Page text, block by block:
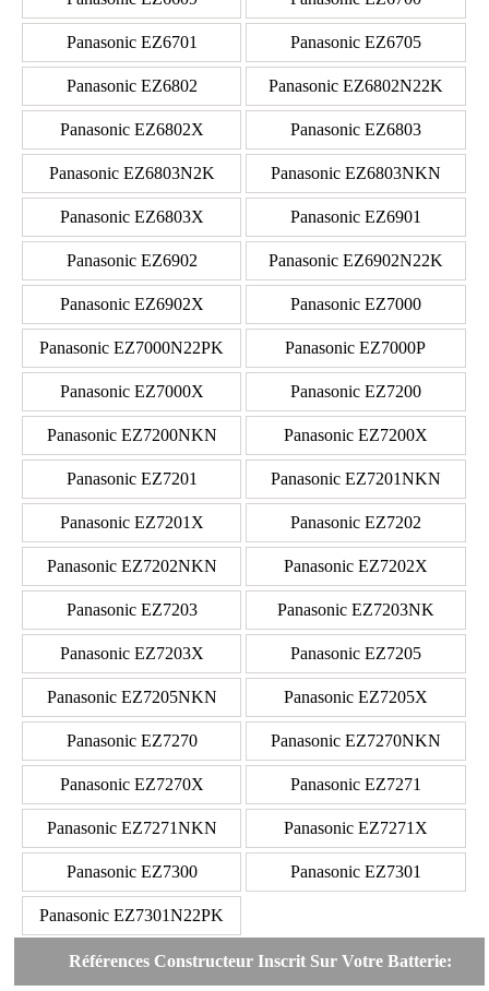
Panasonic EZ6701 Panasonic EZ6705
Panasonic EZ6802 Panasonic EZ6802N22K
Panasonic EZ6802X Panasonic EZ6803
Panasonic EZ6803N2K Panasonic EZ6803NKN
Panasonic EZ6803X Panasonic EZ6901
Panasonic EZ6902 Panasonic EZ6902N22K
Panasonic EZ6902X Panasonic EZ7000
Panasonic EZ7000N22PK Panasonic EZ7000P
Panasonic EZ7000X Panasonic EZ7200
Panasonic EZ7200NKN Panasonic EZ7200X
Panasonic EZ7201 Panasonic EZ7201NKN
Panasonic EZ7201X Panasonic EZ7202
Panasonic EZ7202NKN Panasonic EZ7202X
Panasonic EZ7203 Panasonic EZ7203NK
Panasonic EZ7203X Panasonic EZ7205
Panasonic EZ7205NKN Panasonic EZ7205X
Panasonic EZ7270 Panasonic EZ7270NKN
Panasonic EZ7270X Panasonic EZ7271
Panasonic EZ7271NKN Panasonic EZ7271X
Panasonic EZ7300 Panasonic EZ7301
Panasonic EZ7301N22PK
Références Constructeur Inscrit Sur Votre Batterie: